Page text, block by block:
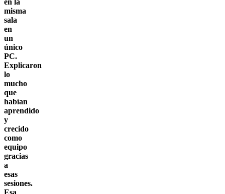
misma
sala
en
un
único
PC.
Explicaron
lo
mucho
que
habían
aprendido
y
crecido
como
equipo
gracias
a
esas
sesiones.
Esa